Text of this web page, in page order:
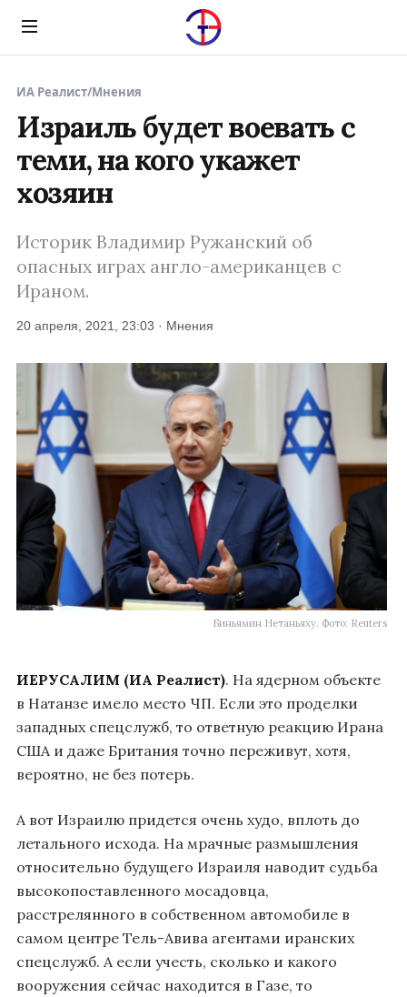
Menu
ИА Реалист/Мнения
Израиль будет воевать с
теми, на кого укажет
хозяин
Историк Владимир Ружанский об
опасных играх англо-американцев с
Ираном.
20 апреля, 2021, 23:03 · Мнения
Биньямин Нетаньяху. Фото: Reuters
ИЕРУСАЛИМ (ИА Реалист). На ядерном объекте
в Натанзе имело место ЧП. Если это проделки
западных спецслужб, то ответную реакцию Ирана
США и даже Британия точно переживут, хотя,
вероятно, не без потерь.
А вот Израилю придется очень худо, вплоть до
летального исхода. На мрачные размышления
относительно будущего Израиля наводит судьба
высокопоставленного мосадовца,
расстрелянного в собственном автомобиле в
самом центре Тель-Авива агентами иранских
спецслужб. А если учесть, сколько и какого
вооружения сейчас находится в Газе, то